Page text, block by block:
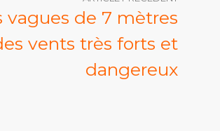
vagues de 7 mètres
vents très forts et
dangereux